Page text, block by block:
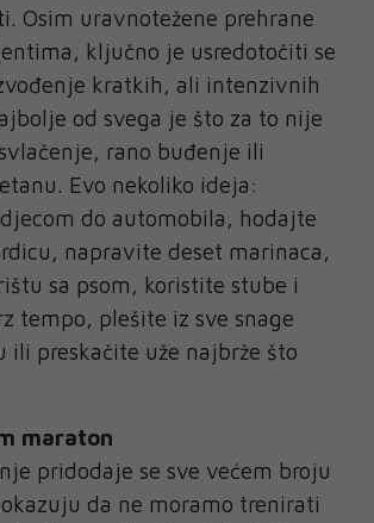
Osim uravnotežene prehrane
ključno je usredotočiti se
kratkih, ali intenzivnih
od svega je što za to nije
rano buđenje ili
Evo nekoliko ideja:
do automobila, hodajte
napravite deset marinaca,
sa psom, koristite stube i
tempo, plešite iz sve snage
ili preskačite uže najbrže što
maraton
pridodaje se sve većem broju
da ne moramo trenirati